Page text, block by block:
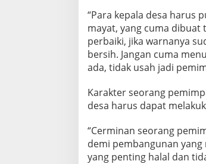
y
a
“Para kepala desa harus
mayat, yang cuma dibuat
perbaiki, jika warnanya
bersih. Jangan cuma
ada, tidak usah jadi
Karakter seorang
desa harus dapat
“Cerminan seorang
demi pembangunan yang
yang penting halal dan